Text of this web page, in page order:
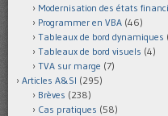
Modernisation des états
Programmer en VBA (46)
Tableaux de bord dynamiques
Tableaux de bord visuels (4)
TVA sur marge (7)
Articles A&SI (295)
Brèves (238)
Cas pratiques (58)